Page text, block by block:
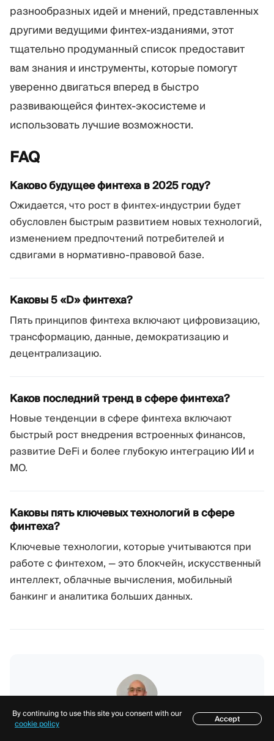
разнообразных идей и мнений, представленных
другими ведущими финтех-изданиями, этот
тщательно продуманный список предоставит
вам знания и инструменты, которые помогут
уверенно двигаться вперед в быстро
развивающейся финтех-экосистеме и
использовать лучшие возможности.
FAQ
Каково будущее финтеха в 2025 году?
Ожидается, что рост в финтех-индустрии будет
обусловлен быстрым развитием новых технологий,
изменением предпочтений потребителей и
сдвигами в нормативно-правовой базе.
Каковы 5 «D» финтеха?
Пять принципов финтеха включают цифровизацию,
трансформацию, данные, демократизацию и
децентрализацию.
Каков последний тренд в сфере финтеха?
Новые тенденции в сфере финтеха включают
быстрый рост внедрения встроенных финансов,
развитие DeFi и более глубокую интеграцию ИИ и
МО.
Каковы пять ключевых технологий в сфере
финтеха?
Ключевые технологии, которые учитываются при
работе с финтехом, — это блокчейн, искусственный
интеллект, облачные вычисления, мобильный
банкинг и аналитика больших данных.
Содержание
By continuing to use this site you consent with our
cookie policy
Accept